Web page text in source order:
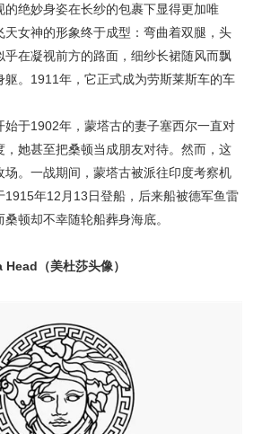
的绝妙身姿在长纱的包裹下显得更加唯
天女神的形象终于成型：弯曲着双腿，头
在凝视前方的路面，细纱长裙随风而飘
躯。1911年，它正式成为劳斯莱斯车的车
始于1902年，蒙塔古的妻子塞西尔一直对
，她甚至把桑顿当成朋友对待。然而，这
场。一战期间，蒙塔古被派往印度考察机
1915年12月13日登船，后来船被德军鱼雷
顿却不幸随轮船葬身海底。
（美杜莎头像）